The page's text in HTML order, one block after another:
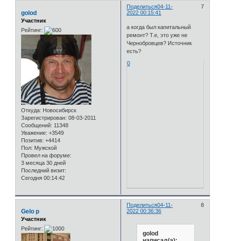
Поделиться 7
04-11-
2022 00:15:41
golod
Участник
Рейтинг:
Откуда: Новосибирск
Зарегистрирован: 08-03-2011
Сообщений: 11348
Уважение: +3549
Позитив: +4414
Пол: Мужской
Провел на форуме:
3 месяца 30 дней
Последний визит:
Сегодня 00:14:42
а когда был капитальный
ремонт? Т.е, это уже не
Чернобровцев? Источник
есть?
0
Поделиться 8
04-11-
2022 00:36:36
Gelo p
Участник
Рейтинг:
golod